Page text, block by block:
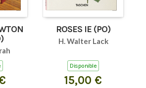
ROSES IE (PO)
H. Walter Lack
Disponible
15,00 €